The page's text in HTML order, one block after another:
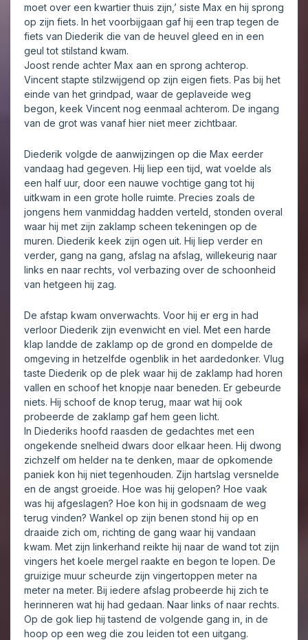
moet over een kwartier thuis zijn,’ siste Max en hij sprong
op zijn fiets. In het voorbijgaan gaf hij een trap tegen de
fiets van Diederik die van de heuvel gleed en in een
geul tot stilstand kwam.
Joost rende achter Max aan en sprong achterop.
Vincent stapte stilzwijgend op zijn eigen fiets. Pas bij het
einde van het grindpad, waar de geplaveide weg
begon, keek Vincent nog eenmaal achterom. De ingang
van de grot was vanaf hier niet meer zichtbaar.
Diederik volgde de aanwijzingen op die Max eerder
vandaag had gegeven. Hij liep een tijd, wat voelde als
een half uur, door een nauwe vochtige gang tot hij
uitkwam in een grote holle ruimte. Precies zoals de
jongens hem vanmiddag hadden verteld, stonden overal
waar hij met zijn zaklamp scheen tekeningen op de
muren. Diederik keek zijn ogen uit. Hij liep verder en
verder, gang na gang, afslag na afslag, willekeurig naar
links en naar rechts, vol verbazing over de schoonheid
van hetgeen hij zag.
De afstap kwam onverwachts. Voor hij er erg in had
verloor Diederik zijn evenwicht en viel. Met een harde
klap landde de zaklamp op de grond en dompelde de
omgeving in hetzelfde ogenblik in het aardedonker. Vlug
taste Diederik op de plek waar hij de zaklamp had horen
vallen en schoof het knopje naar beneden. Er gebeurde
niets. Hij schoof de knop terug, maar wat hij ook
probeerde de zaklamp gaf hem geen licht.
In Diederiks hoofd raasden de gedachtes met een
ongekende snelheid dwars door elkaar heen. Hij dwong
zichzelf om helder na te denken, maar de opkomende
paniek kon hij niet tegenhouden. Zijn hartslag versnelde
en de angst groeide. Hoe was hij gelopen? Hoe vaak
was hij afgeslagen? Hoe kon hij in godsnaam de weg
terug vinden? Wankel op zijn benen stond hij op en
draaide zich om, richting de gang waar hij vandaan
kwam. Met zijn linkerhand reikte hij naar de wand tot zijn
vingers het koele mergel raakte en begon te lopen. De
gruizige muur scheurde zijn vingertoppen meter na
meter na meter. Bij iedere afslag probeerde hij zich te
herinneren wat hij had gedaan. Naar links of naar rechts.
Op de gok liep hij tastend de volgende gang in, in de
hoop op een weg die zou leiden tot een uitgang.